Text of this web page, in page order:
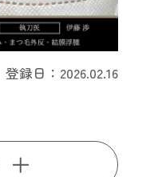
登録日：2026.02.16